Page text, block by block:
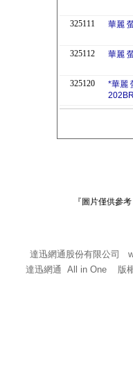
325111 華麗
325112 華麗
325120
*華麗
『圖片僅供參
達迅網通股份有限公司
達迅網通 All in One 版